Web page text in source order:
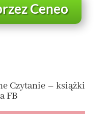
Ceneo
Czytanie – książki
FB